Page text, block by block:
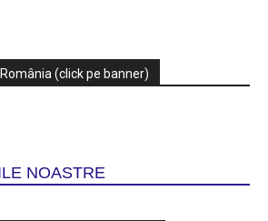
(click pe banner)
NOASTRE